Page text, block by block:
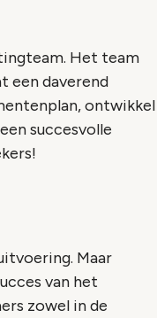
Het team
een daverend
ontwikkel
succesvolle
Maar
van het
zowel in de